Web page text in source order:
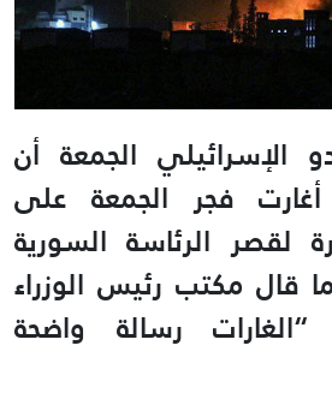
الإسرائيلي الجمعة أن
أغارت فجر الجمعة على
لقصر الرئاسة السورية
مكتب رئيس الوزراء
“الغارات رسالة واضحة